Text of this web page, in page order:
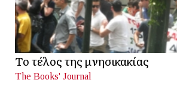
Το τέλος της μνησικακίας
The Books' Journal